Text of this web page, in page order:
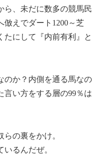
ら、未だに数多の競馬民
倣えでダート1200～芝
たにして『内前有利』と
のか？内側を通る馬なの
言い方をする層の99％は
の裏をかけ。
るんだぜ。